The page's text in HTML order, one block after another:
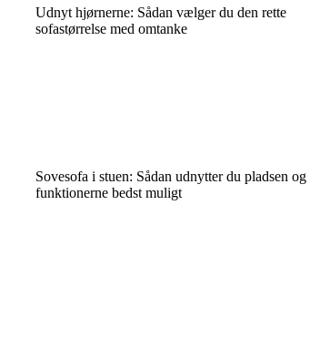
Udnyt hjørnerne: Sådan vælger du den rette
sofastørrelse med omtanke
Sovesofa i stuen: Sådan udnytter du pladsen og
funktionerne bedst muligt